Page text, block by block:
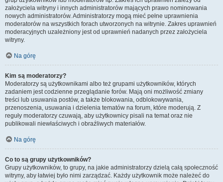
założyciela witryny i innych administratorów mających prawo nominowania
nowych administratorów. Administratorzy mogą mieć pełne uprawnienia
moderatorów na wszystkich forach utworzonych na witrynie. Zakres uprawnień
moderacyjnych uzależniony jest od uprawnień nadanych przez założyciela
witryny.
Na górę
Kim są moderatorzy?
Moderatorzy są użytkownikami albo też grupami użytkowników, których
zadaniem jest codzienne przeglądanie forów. Mają oni możliwość zmiany
treści lub usuwania postów, a także blokowania, odblokowywania,
przenoszenia, usuwania i dzielenia tematów na forum, które moderują. Z
reguły moderatorzy czuwają, aby użytkownicy pisali na temat oraz nie
publikowali niewłaściwych i obraźliwych materiałów.
Na górę
Co to są grupy użytkowników?
Grupy użytkowników, to grupy, na jakie administratorzy dzielą całą społeczność
witryny, aby łatwiej było nimi zarządzać. Każdy użytkownik może należeć do